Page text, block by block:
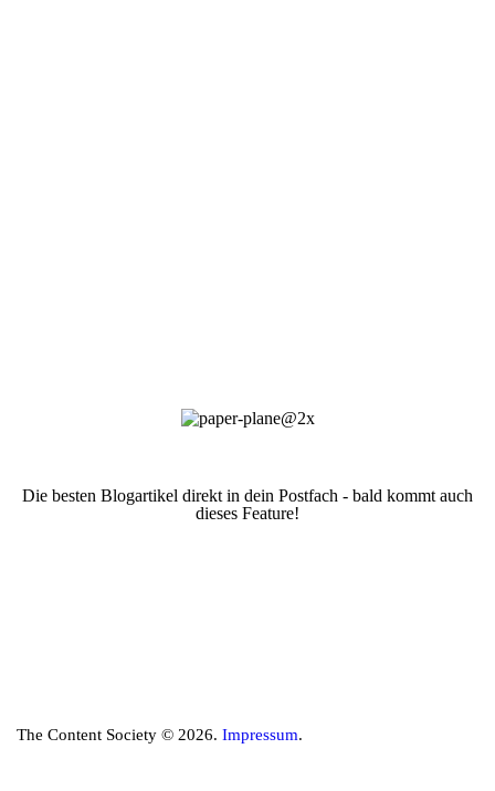
Die besten Blogartikel direkt in dein Postfach - bald kommt auch
dieses Feature!
The Content Society © 2026. Impressum.